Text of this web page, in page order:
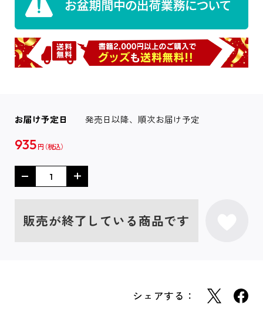
お届け予定日 発売日以降、順次お届け予定
935 円
販売が終了している商品です
シェアする：